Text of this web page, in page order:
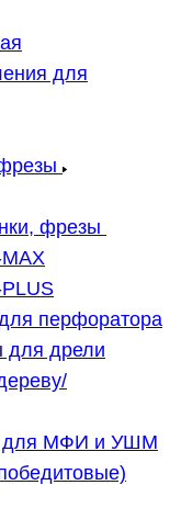
для
фрезы
перфоратора
для дрели
для МФИ и УШМ